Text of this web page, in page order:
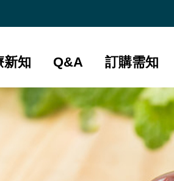
訂購需知
Q&A
新知